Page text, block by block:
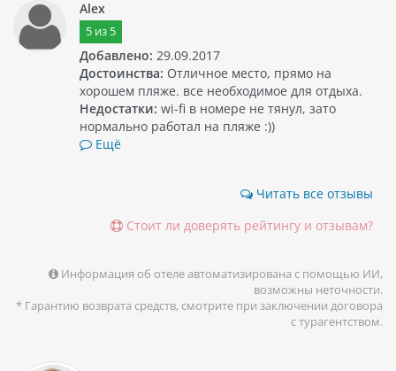
Alex
5из 5
Добавлено: 29.09.2017
Достоинства: Отличное место, прямо на
хорошем пляже. все необходимое для отдыха.
Недостатки: wi-fi в номере не тянул, зато
нормально работал на пляже :))
Ещё
Читать все отзывы
Стоит ли доверять рейтингу и отзывам?
Информация об отеле автоматизирована с помощью ИИ,
возможны неточности.
* Гарантию возврата средств, смотрите при заключении договора
с турагентством.